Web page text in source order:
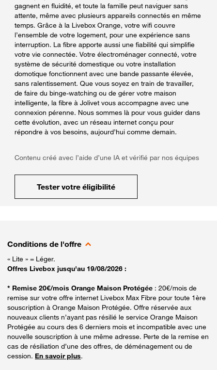
gagnent en fluidité, et toute la famille peut naviguer sans
attente, même avec plusieurs appareils connectés en même
temps. Grâce à la Livebox Orange, votre wifi couvre
l’ensemble de votre logement, pour une expérience sans
interruption. La fibre apporte aussi une fiabilité qui simplifie
votre vie connectée. Votre électroménager connecté, votre
système de sécurité domestique ou votre installation
domotique fonctionnent avec une bande passante élevée,
sans ralentissement. Que vous soyez en train de travailler,
de faire du binge-watching ou de gérer votre maison
intelligente, la fibre à Jolivet vous accompagne avec une
connexion pérenne. Nous sommes là pour vous guider dans
cette évolution, avec un réseau internet conçu pour
répondre à vos besoins, aujourd’hui comme demain.
Contenu créé avec l’aide d’une IA et vérifié par nos équipes
Tester votre éligibilité
Conditions de l'offre
« Lite » = Léger.
Offres Livebox jusqu'au 19/08/2026 :
* Remise 20€/mois Orange Maison Protégée : 20€/mois de
remise sur votre offre internet Livebox Max Fibre pour toute 1ère
souscription à Orange Maison Protégée. Offre réservée aux
nouveaux clients n’ayant pas résilié le service Orange Maison
Protégée au cours des 6 derniers mois et incompatible avec une
nouvelle souscription à une même adresse. Perte de la remise en
cas de résiliation d’une des offres, de déménagement ou de
cession. En savoir plus.